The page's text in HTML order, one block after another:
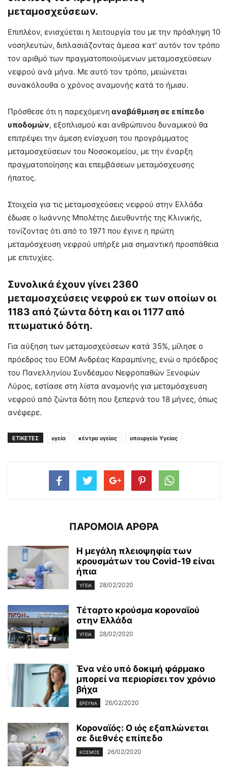
μεταμοσχεύσεων.
Επιπλέον, ενισχύεται η λειτουργία του με την πρόσληψη 10
νοσηλευτών, διπλασιάζοντας άμεσα κατ’ αυτόν τον τρόπο
τον αριθμό των πραγματοποιούμενων μεταμοσχεύσεων
νεφρού ανά μήνα. Με αυτό τον τρόπο, μειώνεται
συνακόλουθα ο χρόνος αναμονής κατά το ήμισυ.
Πρόσθεσε ότι η παρεχόμενη αναβάθμιση σε επίπεδο
υποδομών, εξοπλισμού και ανθρώπινου δυναμικού θα
επιτρέψει την άμεση ενίσχυση του προγράμματος
μεταμοσχεύσεων του Νοσοκομείου, με την έναρξη
πραγματοποίησης και επεμβάσεων μεταμόσχευσης
ήπατος.
Στοιχεία για τις μεταμοσχεύσεις νεφρού στην Ελλάδα
έδωσε ο Ιωάννης Μπολέτης Διευθυντής της Κλινικής,
τονίζοντας ότι από το 1971 που έγινε η πρώτη
μεταμόσχευση νεφρού υπήρξε μια σημαντική προσπάθεια
με επιτυχίες.
Συνολικά έχουν γίνει 2360
μεταμοσχεύσεις νεφρού εκ των οποίων οι
1183 από ζώντα δότη και οι 1177 από
πτωματικό δότη.
Για αύξηση των μεταμοσχεύσεων κατά 35%, μίλησε ο
πρόεδρος του ΕΟΜ Ανδρέας Καραμπίνης, ενώ ο πρόεδρος
του Πανελληνίου Συνδέσμου Νεφροπαθών Ξενοφών
Λύρος, εστίασε στη λίστα αναμονής για μεταμόσχευση
νεφρού από ζώντα δότη που ξεπερνά του 18 μήνες, όπως
ανέφερε.
ΕΤΙΚΕΤΕΣ υγεία κέντρα υγείας υπουργείο Υγείας
ΠΑΡΟΜΟΙΑ ΑΡΘΡΑ
Η μεγάλη πλειοψηφία των
κρουσμάτων του Covid-19 είναι
ήπια
ΥΓΕΊΑ 28/02/2020
Τέταρτο κρούσμα κοροναϊού
στην Ελλάδα
ΥΓΕΊΑ 28/02/2020
Ένα νέο υπό δοκιμή φάρμακο
μπορεί να περιορίσει τον χρόνιο
βήχα
ΈΡΕΥΝΑ 26/02/2020
Κοροναϊός: Ο ιός εξαπλώνεται
σε διεθνές επίπεδο
ΚΌΣΜΟΣ 26/02/2020